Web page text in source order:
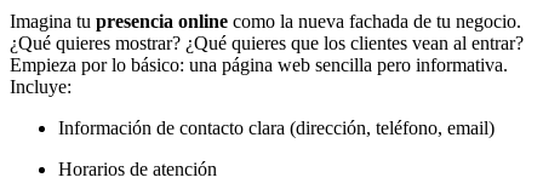
Imagina tu presencia online como la nueva fachada de tu negocio.
¿Qué quieres mostrar? ¿Qué quieres que los clientes vean al entrar?
Empieza por lo básico: una página web sencilla pero informativa.
Incluye:
Información de contacto clara (dirección, teléfono, email)
Horarios de atención